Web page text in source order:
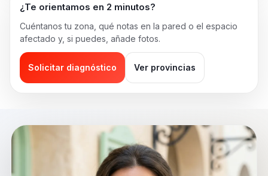
¿Te orientamos en 2 minutos?
Cuéntanos tu zona, qué notas en la pared o el espacio
afectado y, si puedes, añade fotos.
Solicitar diagnóstico Ver provincias